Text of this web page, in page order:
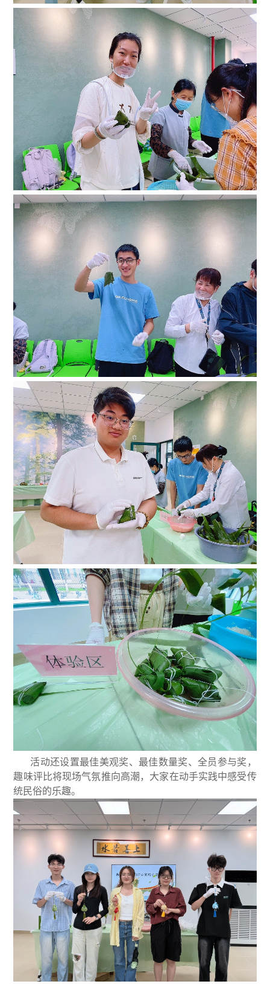
活动还设置最佳美观奖、最佳数量奖、全员参与奖，
趣味评比将现场气氛推向高潮，大家在动手实践中感受传
统民俗的乐趣。